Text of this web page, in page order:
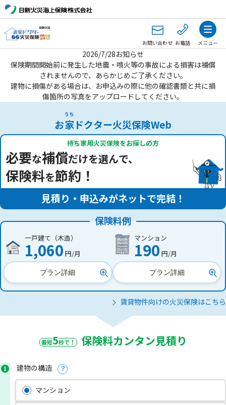
お問い合わせ お電話 メニュー
2026/7/28お知らせ
保険期間開始前に発生した地震・噴火等の事故による損害は補償
されませんので、あらかじめご了承ください。
建物に損傷がある場合は、お申込みの際に他の確認書類と共に損
傷箇所の写真をアップロードしてください。
お家
うち
ドクター火災保険Web
持ち家用火災保険をお探しの方
必要な補償だけを選んで、
保険料を節約！
見積り・申込みがネットで完結！
保険料例
一戸建て（木造）
1,060 円/月
プラン詳細
マンション
190 円/月
プラン詳細
賃貸物件向けの火災保険はこちら
最短5秒で！ 保険料カンタン見積り
1 建物の構造 ？
マンション